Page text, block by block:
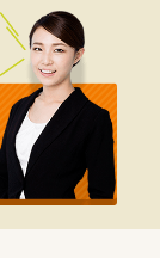
活躍してくださ
域医療に貢献し
動にも柔軟に対
集して社内へ的
庫や品質管理とい